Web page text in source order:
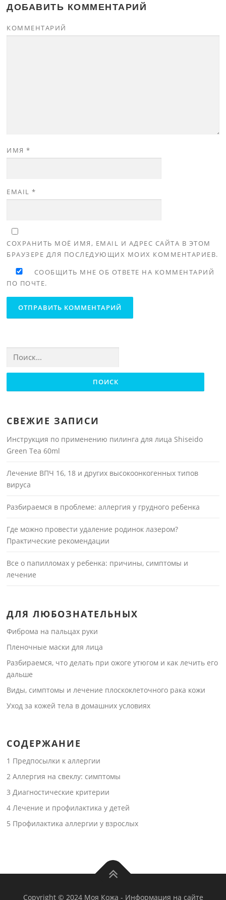
ДОБАВИТЬ КОММЕНТАРИЙ
КОММЕНТАРИЙ
ИМЯ*
EMAIL*
СОХРАНИТЬ МОЁ ИМЯ, EMAIL И АДРЕС САЙТА В ЭТОМ
БРАУЗЕРЕ ДЛЯ ПОСЛЕДУЮЩИХ МОИХ КОММЕНТАРИЕВ.
СООБЩИТЬ МНЕ ОБ ОТВЕТЕ НА КОММЕНТАРИЙ
ПО ПОЧТЕ.
СВЕЖИЕ ЗАПИСИ
Инструкция по применению пилинга для лица Shiseido
Green Tea 60ml
Лечение ВПЧ 16, 18 и других высокоонкогенных типов
вируса
Разбираемся в проблеме: аллергия у грудного ребенка
Где можно провести удаление родинок лазером?
Практические рекомендации
Все о папилломах у ребенка: причины, симптомы и
лечение
ДЛЯ ЛЮБОЗНАТЕЛЬНЫХ
Фиброма на пальцах руки
Пленочные маски для лица
Разбираемся, что делать при ожоге утюгом и как лечить его
дальше
Виды, симптомы и лечение плоскоклеточного рака кожи
Уход за кожей тела в домашних условиях
СОДЕРЖАНИЕ
1 Предпосылки к аллергии
2 Аллергия на свеклу: симптомы
3 Диагностические критерии
4 Лечение и профилактика у детей
5 Профилактика аллергии у взрослых
Copyright © 2024 Моя Кожа - Информация на сайте